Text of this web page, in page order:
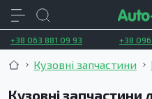
+38 063 881 09 93 +38
Кузовні запчастини
Кузовні запчастини